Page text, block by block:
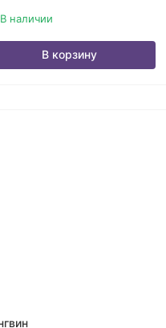
В наличии
В корзину